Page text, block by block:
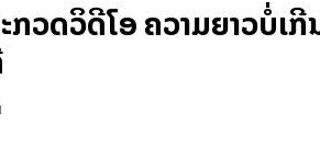
ກວດວິດີໂອ ຄວາມຍາວບໍ່ເກີ